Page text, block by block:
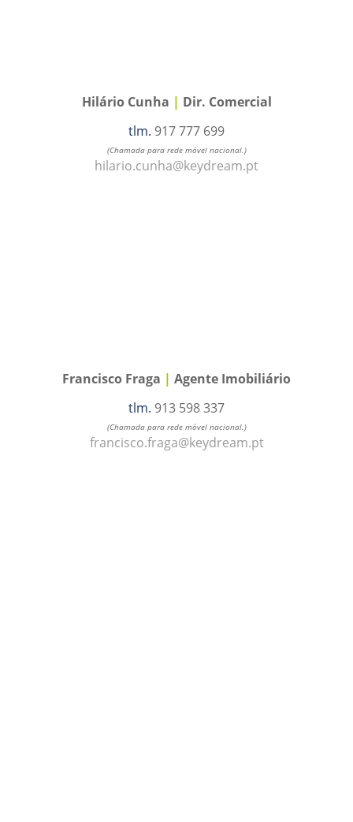
Hilário Cunha | Dir. Comercial
tlm. 917 777 699
(Chamada para rede móvel nacional.)
hilario.cunha@keydream.pt
Francisco Fraga | Agente Imobiliário
tlm. 913 598 337
(Chamada para rede móvel nacional.)
francisco.fraga@keydream.pt